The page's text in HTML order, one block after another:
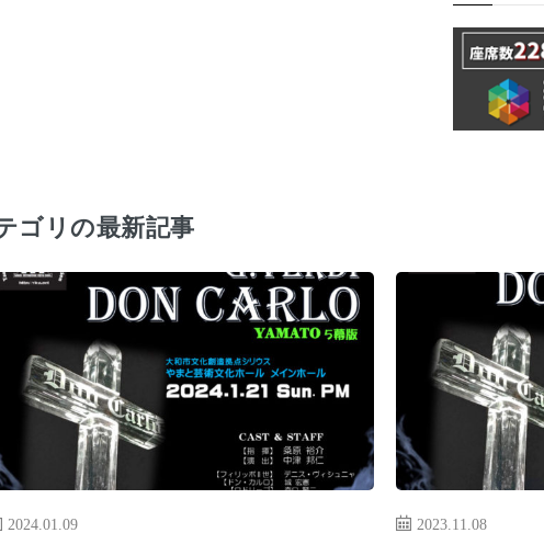
ゴリの最新記事
2024.01.09 2023.11.08